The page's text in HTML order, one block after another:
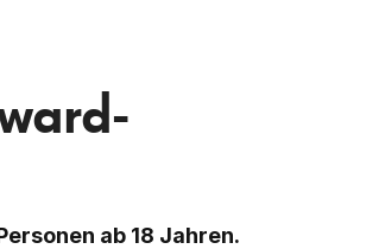
ab 18 Jahren.